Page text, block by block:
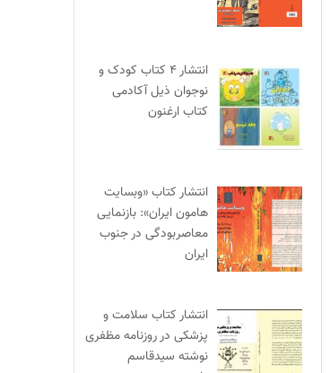
انتشار ۴ کتاب کودک و
نوجوان ذیل آکادمی
کتاب ارغنون
انتشار کتاب «وبسایت
هامون ایران»: بازنمایی
معاصربودگی در جنوب
ایران
انتشار کتاب سلامت و
پزشکی در روزنامه مظفری
نوشته سیدقاسم